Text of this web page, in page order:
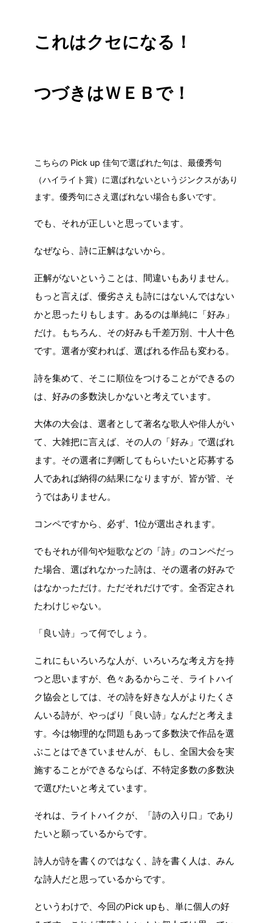
これはクセになる！
つづきはＷＥＢで！
こちらの Pick up 佳句で選ばれた句は、最優秀句
（ハイライト賞）に選ばれないというジンクスがあり
ます。優秀句にさえ選ばれない場合も多いです。
でも、それが正しいと思っています。
なぜなら、詩に正解はないから。
正解がないということは、間違いもありません。
もっと言えば、優劣さえも詩にはないんではない
かと思ったりもします。あるのは単純に「好み」
だけ。もちろん、その好みも千差万別、十人十色
です。選者が変われば、選ばれる作品も変わる。
詩を集めて、そこに順位をつけることができるの
は、好みの多数決しかないと考えています。
大体の大会は、選者として著名な歌人や俳人がい
て、大雑把に言えば、その人の「好み」で選ばれ
ます。その選者に判断してもらいたいと応募する
人であれば納得の結果になりますが、皆が皆、そ
うではありません。
コンペですから、必ず、1位が選出されます。
でもそれが俳句や短歌などの「詩」のコンペだっ
た場合、選ばれなかった詩は、その選者の好みで
はなかっただけ。ただそれだけです。全否定され
たわけじゃない。
「良い詩」って何でしょう。
これにもいろいろな人が、いろいろな考え方を持
つと思いますが、色々あるからこそ、ライトハイ
ク協会としては、その詩を好きな人がよりたくさ
んいる詩が、やっぱり「良い詩」なんだと考えま
す。今は物理的な問題もあって多数決で作品を選
ぶことはできていませんが、もし、全国大会を実
施することができるならば、不特定多数の多数決
で選びたいと考えています。
それは、ライトハイクが、「詩の入り口」であり
たいと願っているからです。
詩人が詩を書くのではなく、詩を書く人は、みん
な詩人だと思っているからです。
というわけで、今回のPick upも、単に個人の好